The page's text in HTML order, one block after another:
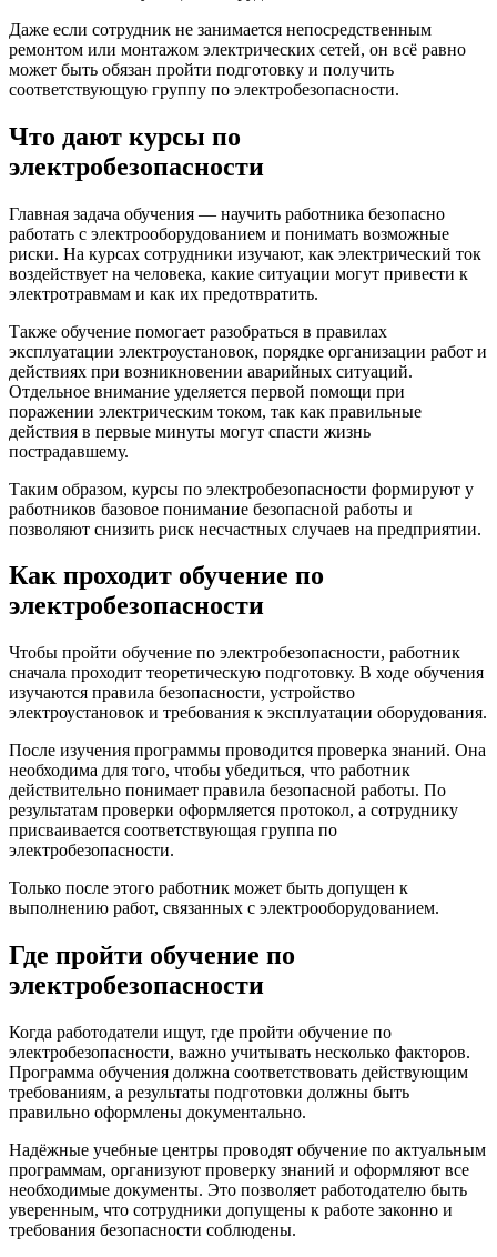
Даже если сотрудник не занимается непосредственным
ремонтом или монтажом электрических сетей, он всё равно
может быть обязан пройти подготовку и получить
соответствующую группу по электробезопасности.
Что дают курсы по
электробезопасности
Главная задача обучения — научить работника безопасно
работать с электрооборудованием и понимать возможные
риски. На курсах сотрудники изучают, как электрический ток
воздействует на человека, какие ситуации могут привести к
электротравмам и как их предотвратить.
Также обучение помогает разобраться в правилах
эксплуатации электроустановок, порядке организации работ и
действиях при возникновении аварийных ситуаций.
Отдельное внимание уделяется первой помощи при
поражении электрическим током, так как правильные
действия в первые минуты могут спасти жизнь
пострадавшему.
Таким образом, курсы по электробезопасности формируют у
работников базовое понимание безопасной работы и
позволяют снизить риск несчастных случаев на предприятии.
Как проходит обучение по
электробезопасности
Чтобы пройти обучение по электробезопасности, работник
сначала проходит теоретическую подготовку. В ходе обучения
изучаются правила безопасности, устройство
электроустановок и требования к эксплуатации оборудования.
После изучения программы проводится проверка знаний. Она
необходима для того, чтобы убедиться, что работник
действительно понимает правила безопасной работы. По
результатам проверки оформляется протокол, а сотруднику
присваивается соответствующая группа по
электробезопасности.
Только после этого работник может быть допущен к
выполнению работ, связанных с электрооборудованием.
Где пройти обучение по
электробезопасности
Когда работодатели ищут, где пройти обучение по
электробезопасности, важно учитывать несколько факторов.
Программа обучения должна соответствовать действующим
требованиям, а результаты подготовки должны быть
правильно оформлены документально.
Надёжные учебные центры проводят обучение по актуальным
программам, организуют проверку знаний и оформляют все
необходимые документы. Это позволяет работодателю быть
уверенным, что сотрудники допущены к работе законно и
требования безопасности соблюдены.